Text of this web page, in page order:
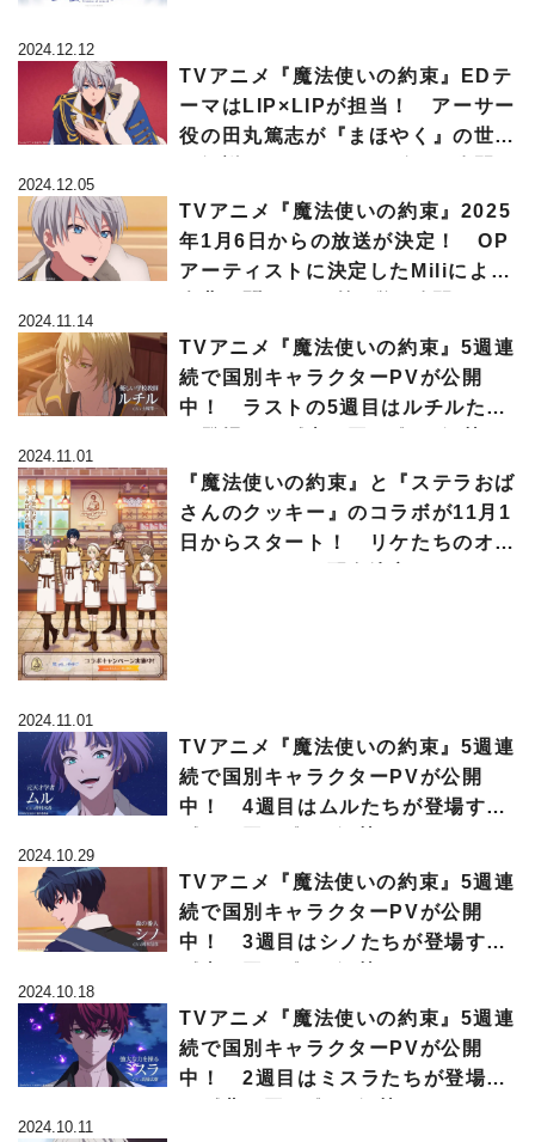
2024.12.12
TVアニメ『魔法使いの約束』EDテ
ーマはLIP×LIPが担当！ アーサー
役の田丸篤志が『まほやく』の世界
2024.12.05
TVアニメ『魔法使いの約束』2025
年1月6日からの放送が決定！ OP
アーティストに決定したMiliによる
2024.11.14
TVアニメ『魔法使いの約束』5週連
続で国別キャラクターPVが公開
中！ ラストの5週目はルチルたち
2024.11.01
『魔法使いの約束』と『ステラおば
さんのクッキー』のコラボが11月1
日からスタート！ リケたちのオリ
2024.11.01
TVアニメ『魔法使いの約束』5週連
続で国別キャラクターPVが公開
中！ 4週目はムルたちが登場する
2024.10.29
TVアニメ『魔法使いの約束』5週連
続で国別キャラクターPVが公開
中！ 3週目はシノたちが登場する
2024.10.18
TVアニメ『魔法使いの約束』5週連
続で国別キャラクターPVが公開
中！ 2週目はミスラたちが登場す
2024.10.11